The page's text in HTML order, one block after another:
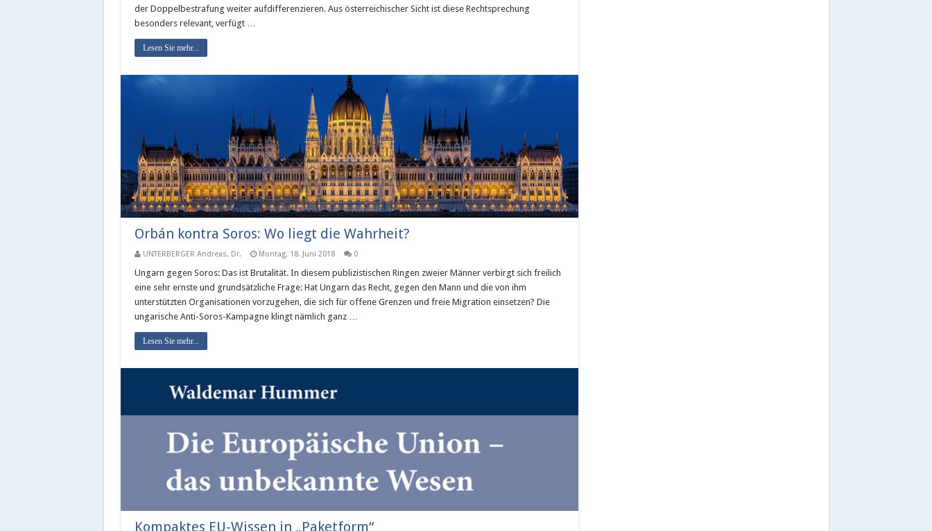
der Doppelbestrafung weiter aufdifferenzieren. Aus österreichischer Sicht ist diese Rechtsprechung
besonders relevant, verfügt …
Lesen Sie mehr...
Orbán kontra Soros: Wo liegt die Wahrheit?
UNTERBERGER Andreas, Dr. Montag, 18. Juni 2018 0
Ungarn gegen Soros: Das ist Brutalität. In diesem publizistischen Ringen zweier Männer verbirgt sich freilich
eine sehr ernste und grundsätzliche Frage: Hat Ungarn das Recht, gegen den Mann und die von ihm
unterstützten Organisationen vorzugehen, die sich für offene Grenzen und freie Migration einsetzen? Die
ungarische Anti-Soros-Kampagne klingt nämlich ganz …
Lesen Sie mehr...
Kompaktes EU-Wissen in „Paketform“